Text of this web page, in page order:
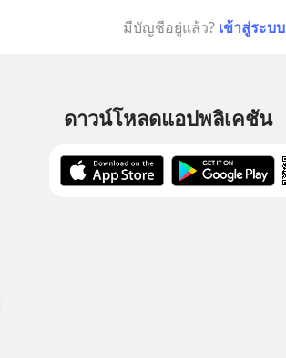
มีบัญชีอยู่แล้ว? เข้าสู่ระบบ
ดาวน์โหลดแอปพลิเคชัน